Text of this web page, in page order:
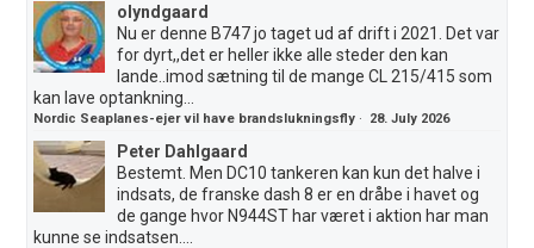
olyndgaard
Nu er denne B747 jo taget ud af drift i 2021. Det var
for dyrt,,det er heller ikke alle steder den kan
lande..imod sætning til de mange CL 215/415 som
kan lave optankning...
Nordic Seaplanes-ejer vil have brandslukningsfly · 28. July 2026
Peter Dahlgaard
Bestemt. Men DC10 tankeren kan kun det halve i
indsats, de franske dash 8 er en dråbe i havet og
de gange hvor N944ST har været i aktion har man
kunne se indsatsen....